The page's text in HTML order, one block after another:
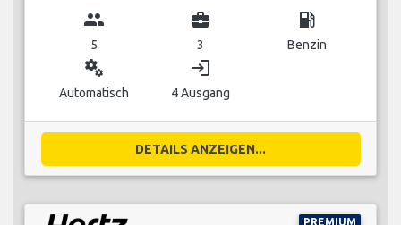
group
5
business_center
3
local_gas_station
Benzin
miscellaneous_services
Automatisch
login
4 Ausgang
DETAILS ANZEIGEN...
PREMIUM